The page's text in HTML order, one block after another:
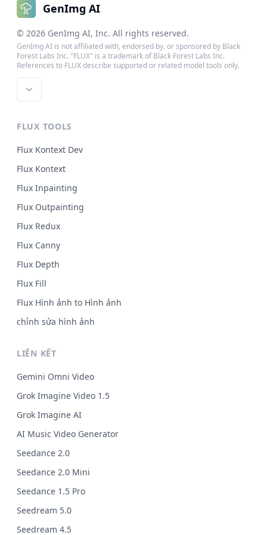
GenImg AI
© 2026 GenImg AI, Inc. All rights reserved.
GenImg AI is not affiliated with, endorsed by, or sponsored by Black
Forest Labs Inc. "FLUX" is a trademark of Black Forest Labs Inc.
References to FLUX describe supported or related model tools only.
FLUX TOOLS
Flux Kontext Dev
Flux Kontext
Flux Inpainting
Flux Outpainting
Flux Redux
Flux Canny
Flux Depth
Flux Fill
Flux Hình ảnh to Hình ảnh
chỉnh sửa hình ảnh
LIÊN KẾT
Gemini Omni Video
Grok Imagine Video 1.5
Grok Imagine AI
AI Music Video Generator
Seedance 2.0
Seedance 2.0 Mini
Seedance 1.5 Pro
Seedream 5.0
Seedream 4.5